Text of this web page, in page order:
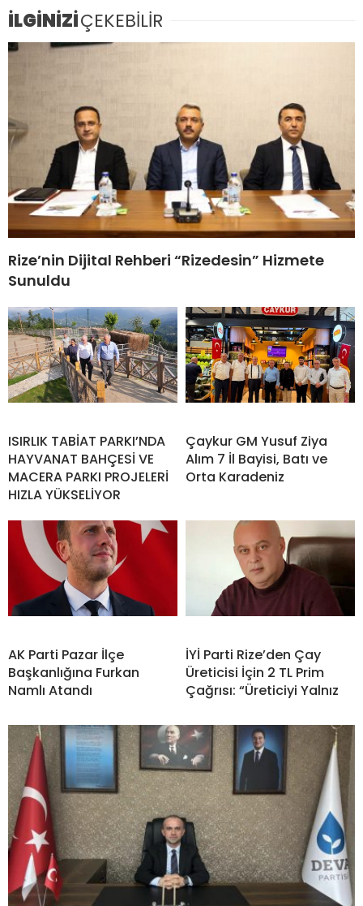
İLGİNİZİÇEKEBİLİR
Rize’nin Dijital Rehberi “Rizedesin” Hizmete
Sunuldu
ISIRLIK TABİAT PARKI’NDA
HAYVANAT BAHÇESİ VE
MACERA PARKI PROJELERİ
HIZLA YÜKSELİYOR
Çaykur GM Yusuf Ziya
Alım 7 İl Bayisi, Batı ve
Orta Karadeniz
AK Parti Pazar İlçe
Başkanlığına Furkan
Namlı Atandı
İYİ Parti Rize’den Çay
Üreticisi İçin 2 TL Prim
Çağrısı: “Üreticiyi Yalnız